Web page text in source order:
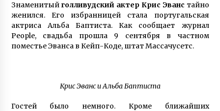
Контрабанда оружием — капитан дальнего
плавания Геннадий Гаврилов провел пять
лет в тюрьме Шри-Ланки по ложному
обвинению
диагнозами и спасла ее
Знаменитый голливудский актер Крис Эванс тайно
женился. Его избранницей стала португальская
актриса Альба Баптиста. Как сообщает журнал
People, свадьба прошла 9 сентября в частном
поместье Эванса в Кейп-Коде, штат Массачусетс.
Крис Эванс и Альба Баптиста
Гостей было немного. Кроме ближайших